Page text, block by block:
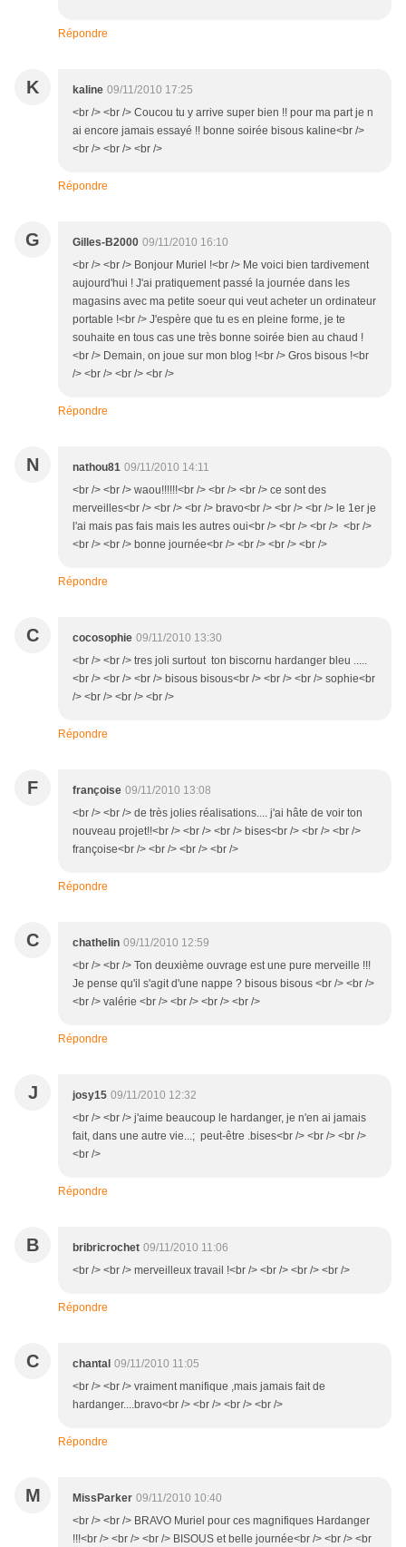
Répondre
K kaline 09/11/2010 17:25
<br /> <br /> Coucou tu y arrive super bien !! pour ma part je n
ai encore jamais essayé !! bonne soirée bisous kaline<br />
<br /> <br /> <br />
Répondre
G Gilles-B2000 09/11/2010 16:10
<br /> <br /> Bonjour Muriel !<br /> Me voici bien tardivement
aujourd'hui ! J'ai pratiquement passé la journée dans les
magasins avec ma petite soeur qui veut acheter un ordinateur
portable !<br /> J'espère que tu es en pleine forme, je te
souhaite en tous cas une très bonne soirée bien au chaud !
<br /> Demain, on joue sur mon blog !<br /> Gros bisous !<br
/> <br /> <br /> <br />
Répondre
N nathou81 09/11/2010 14:11
<br /> <br /> waou!!!!!!<br /> <br /> <br /> ce sont des
merveilles<br /> <br /> <br /> bravo<br /> <br /> <br /> le 1er je
l'ai mais pas fais mais les autres oui<br /> <br /> <br /> <br />
<br /> <br /> bonne journée<br /> <br /> <br /> <br />
Répondre
C cocosophie 09/11/2010 13:30
<br /> <br /> tres joli surtout ton biscornu hardanger bleu .....
<br /> <br /> <br /> bisous bisous<br /> <br /> <br /> sophie<br
/> <br /> <br /> <br />
Répondre
F françoise 09/11/2010 13:08
<br /> <br /> de très jolies réalisations.... j'ai hâte de voir ton
nouveau projet!!<br /> <br /> <br /> bises<br /> <br /> <br />
françoise<br /> <br /> <br /> <br />
Répondre
C chathelin 09/11/2010 12:59
<br /> <br /> Ton deuxième ouvrage est une pure merveille !!!
Je pense qu'il s'agit d'une nappe ? bisous bisous <br /> <br />
<br /> valérie <br /> <br /> <br /> <br />
Répondre
J josy15 09/11/2010 12:32
<br /> <br /> j'aime beaucoup le hardanger, je n'en ai jamais
fait, dans une autre vie...; peut-être .bises<br /> <br /> <br />
<br />
Répondre
B bribricrochet 09/11/2010 11:06
<br /> <br /> merveilleux travail !<br /> <br /> <br /> <br />
Répondre
C chantal 09/11/2010 11:05
<br /> <br /> vraiment manifique ,mais jamais fait de
hardanger....bravo<br /> <br /> <br /> <br />
Répondre
M MissParker 09/11/2010 10:40
<br /> <br /> BRAVO Muriel pour ces magnifiques Hardanger
!!!<br /> <br /> <br /> BISOUS et belle journée<br /> <br /> <br